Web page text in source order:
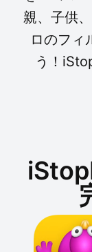
親、子供
ロのフィ
う！